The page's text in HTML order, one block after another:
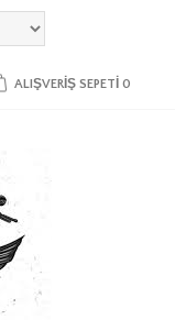
ALIŞVERIŞ SEPETI 0